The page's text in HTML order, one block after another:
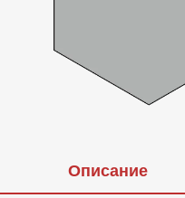
Описание